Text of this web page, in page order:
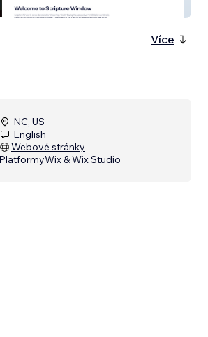
Window
Více
NC, US
English
Webové stránky
PlatformyWix & Wix Studio